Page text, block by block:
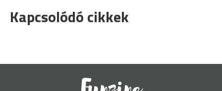
Kapcsolódó cikkek